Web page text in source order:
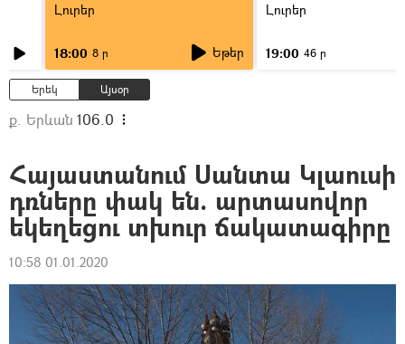
Լուրեր
18:00 8 ր Եթեր
Լուրեր
19:00 46 ր
Երեկ Այսօր
ք. Երևան 106.0
Հայաստանում Սանտա Կլաուսի
դռները փակ են. արտասովոր
եկեղեցու տխուր ճակատագիրը
10:58 01.01.2020